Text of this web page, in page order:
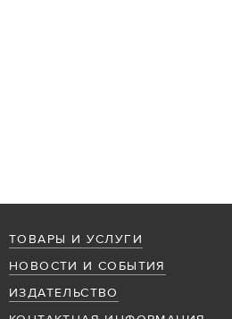
ТОВАРЫ И УСЛУГИ
НОВОСТИ И СОБЫТИЯ
ИЗДАТЕЛЬСТВО